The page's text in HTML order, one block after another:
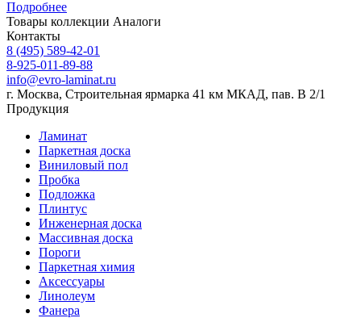
Подробнее
Товары коллекции Аналоги
Контакты
8 (495) 589-42-01
8-925-011-89-88
info@evro-laminat.ru
г. Москва, Строительная ярмарка 41 км МКАД, пав. В 2/1
Продукция
Ламинат
Паркетная доска
Виниловый пол
Пробка
Подложка
Плинтус
Инженерная доска
Массивная доска
Пороги
Паркетная химия
Аксессуары
Линолеум
Фанера